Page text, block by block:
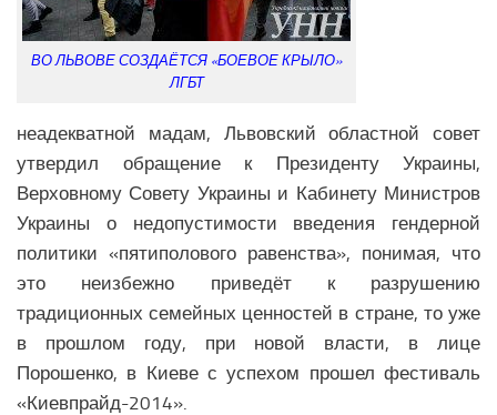
Наука Еврозоны
Образование Еврозоны
Медицина Еврозоны
Общество Еврозоны
СНГ
Аналитика СНГ
Экономика СНГ
Политика СНГ
Религия СНГ
Вооружение СНГ
Климат СНГ
ВО ЛЬВОВЕ СОЗДАЁТСЯ «БОЕВОЕ КРЫЛО»
ЛГБТ
неадекватной мадам, Львовский областной совет
утвердил обращение к Президенту Украины,
Верховному Совету Украины и Кабинету Министров
Украины о недопустимости введения гендерной
политики «пятиполового равенства», понимая, что
это неизбежно приведёт к разрушению
традиционных семейных ценностей в стране, то уже
в прошлом году, при новой власти, в лице
Порошенко, в Киеве с успехом прошел фестиваль
«Киевпрайд-2014».